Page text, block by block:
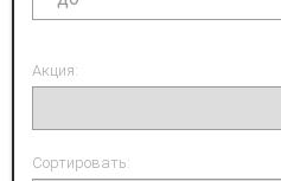
Акция:
Сортировать: